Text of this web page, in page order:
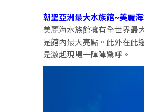
朝聖亞洲最大水族館~美麗
美麗海水族館擁有全世界最
是館內最大亮點。此外在此
是激起現場一陣陣驚呼。